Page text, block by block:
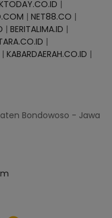
|
| NET88.CO |
| BERITALIMA.ID |
|
| KABARDAERAH.CO.ID |
Bondowoso - Jawa